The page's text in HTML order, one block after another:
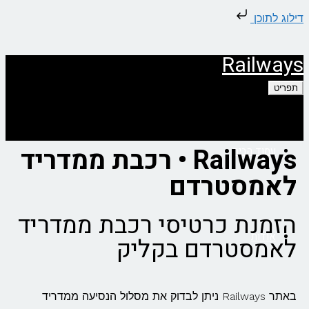
דילוג לתוכן
Railways
תפריט
עמוד הבית
אודות
Railways • רכבת ממדריד
לאמסטרדם
הזמנת כרטיסי רכבת ממדריד
לאמסטרדם בקליק
באתר Railways ניתן לבדוק את מסלול הנסיעה ממדריד